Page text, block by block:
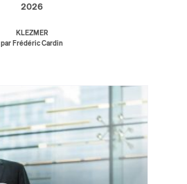
2026
KLEZMER
par Frédéric Cardin